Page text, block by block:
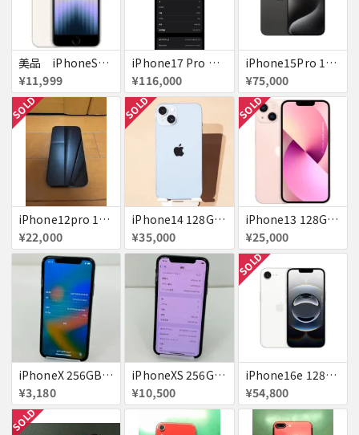
美品 iPhoneSE２ ｉＯＳ１８
¥11,999
iPhone17 Pro Max 256GB 画面割れ
¥116,000
iPhone15Pro 128GB ブラックチタニウム au
¥75,000
SOLD
iPhone12pro 128GB ブルー 赤ロム
¥22,000
SOLD
iPhone14 128GB Blue au 送料無料
¥35,000
SOLD
iPhone13 128GB ピンク docomo 送料無料
¥25,000
iPhoneX 256GB 赤ロム au ジャンク スペースグレイ A1902 送料無料
¥3,180
iPhoneXS 256GB 赤ロム 超美品 SoftBank ジャンク スペースグレイ MTE02J/A 送料無料
¥10,500
SOLD
iPhone16e 128GB ホワイト 送料無料
¥54,800
SOLD